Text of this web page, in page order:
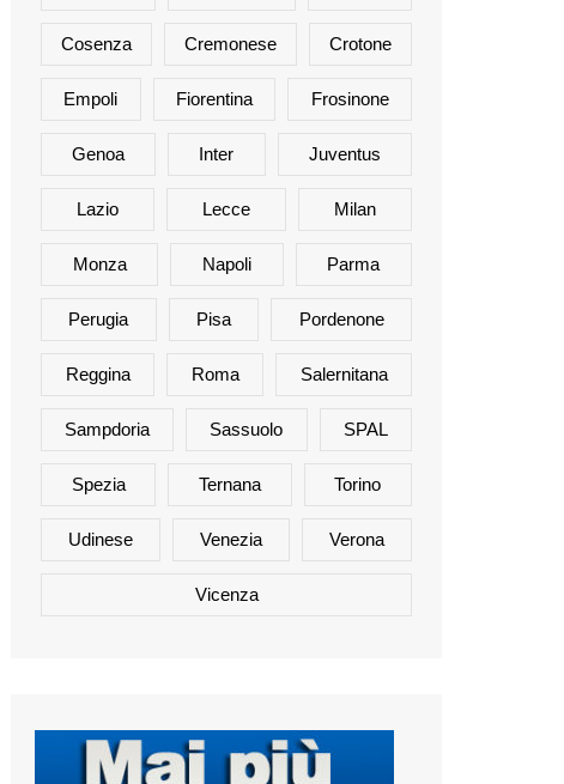
Cosenza Cremonese Crotone
Empoli Fiorentina Frosinone
Genoa Inter Juventus
Lazio Lecce Milan
Monza Napoli Parma
Perugia Pisa Pordenone
Reggina Roma Salernitana
Sampdoria Sassuolo SPAL
Spezia Ternana Torino
Udinese Venezia Verona
Vicenza